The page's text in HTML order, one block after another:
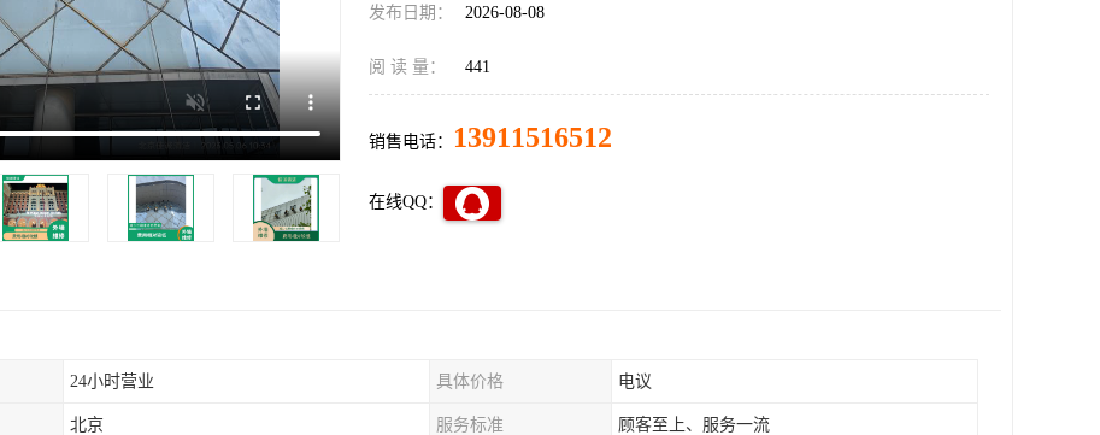
发布日期： 2026-08-08
阅 读 量： 441
销售电话： 13911516512
在线QQ：
24小时营业 具体价格 电议
北京 服务标准 顾客至上、服务一流